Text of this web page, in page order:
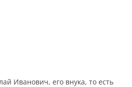
Иванович, его внука, то есть